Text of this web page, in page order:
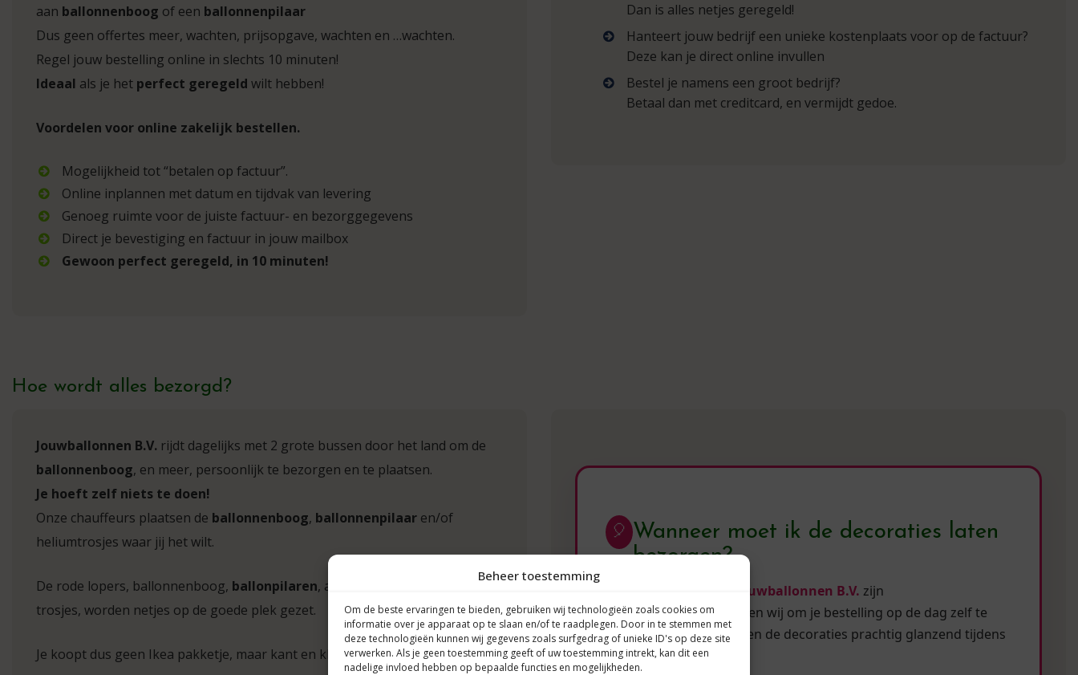
Beheer toestemming
Om de beste ervaringen te bieden, gebruiken wij technologieën zoals cookies om
informatie over je apparaat op te slaan en/of te raadplegen. Door in te stemmen met
deze technologieën kunnen wij gegevens zoals surfgedrag of unieke ID's op deze site
verwerken. Als je geen toestemming geeft of uw toestemming intrekt, kan dit een
nadelige invloed hebben op bepaalde functies en mogelijkheden.
aan ballonnenboog of een ballonnenpilaar
Dus geen offertes meer, wachten, prijsopgave, wachten en …wachten.
Regel jouw bestelling online in slechts 10 minuten!
Ideaal als je het perfect geregeld wilt hebben!
Voordelen voor online zakelijk bestellen.
Mogelijkheid tot “betalen op factuur”.
Online inplannen met datum en tijdvak van levering
Genoeg ruimte voor de juiste factuur- en bezorggegevens
Direct je bevestiging en factuur in jouw mailbox
Gewoon perfect geregeld, in 10 minuten!
Dan is alles netjes geregeld!
Hanteert jouw bedrijf een unieke kostenplaats voor op de factuur?
Deze kan je direct online invullen
Bestel je namens een groot bedrijf?
Betaal dan met creditcard, en vermijdt gedoe.
Hoe wordt alles bezorgd?
Jouwballonnen B.V. rijdt dagelijks met 2 grote bussen door het land om de
ballonnenboog, en meer, persoonlijk te bezorgen en te plaatsen.
Je hoeft zelf niets te doen!
Onze chauffeurs plaatsen de ballonnenboog, ballonnenpilaar en/of
heliumtrosjes waar jij het wilt.
De rode lopers, ballonnenboog, ballonpilaren, afzetpalen, of helium ballon
trosjes, worden netjes op de goede plek gezet.
Je koopt dus geen Ikea pakketje, maar kant en klare ballondecoraties!
🎈 Wanneer moet ik de decoraties laten
bezorgen?
Jouwballonnen B.V. zijn
rock solid!Toch adviseren wij om je bestelling op de dag zelf te
laten bezorgen. Zo blijven de decoraties prachtig glanzend tijdens
jouw feest.